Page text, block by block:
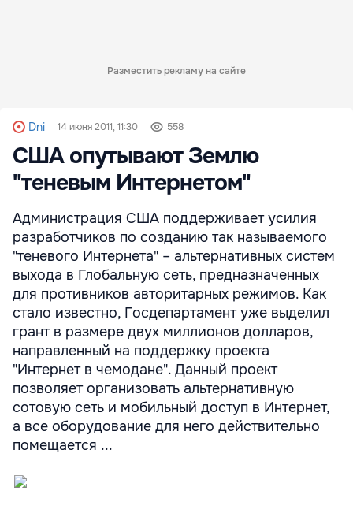
Разместить рекламу на сайте
Dni 14 июня 2011, 11:30 558
США опутывают Землю
"теневым Интернетом"
Администрация США поддерживает усилия
разработчиков по созданию так называемого
"теневого Интернета" – альтернативных систем
выхода в Глобальную сеть, предназначенных
для противников авторитарных режимов. Как
стало известно, Госдепартамент уже выделил
грант в размере двух миллионов долларов,
направленный на поддержку проекта
"Интернет в чемодане". Данный проект
позволяет организовать альтернативную
сотовую сеть и мобильный доступ в Интернет,
а все оборудование для него действительно
помещается ...